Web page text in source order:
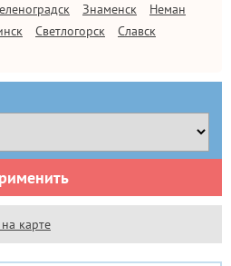
Знаменск
Неман
Светлогорск
Славск
карте